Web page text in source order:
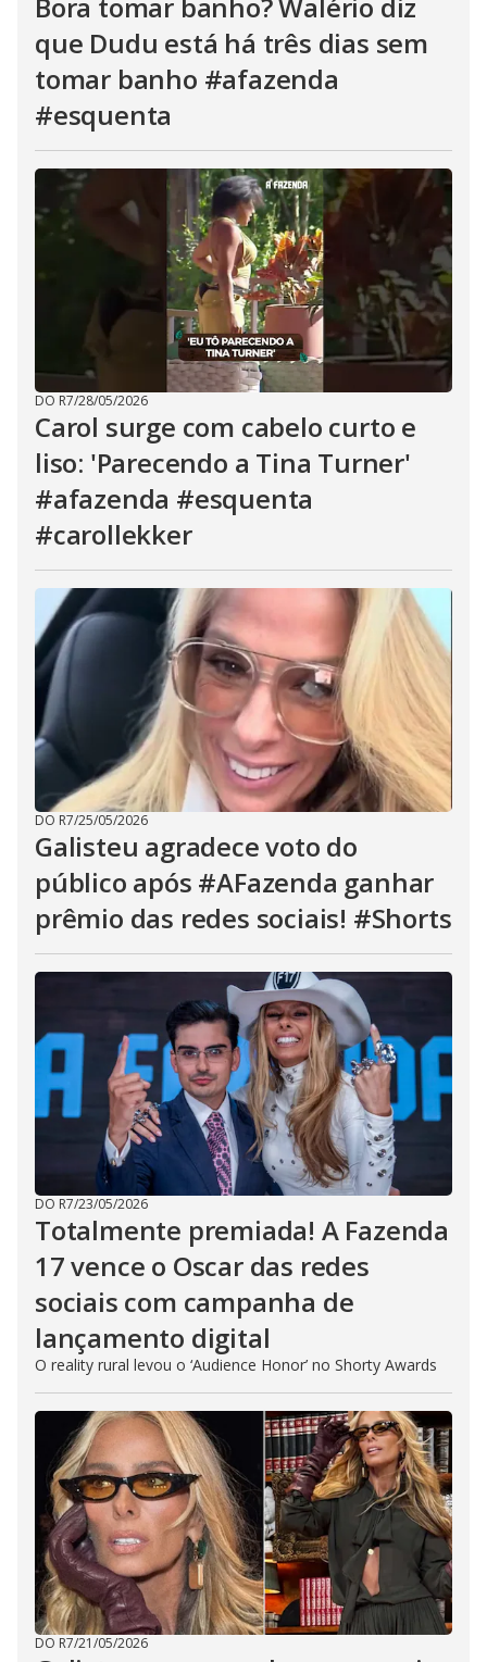
que Dudu está há três dias sem
tomar banho #afazenda
#esquenta
DO R7/28/05/2026
Carol surge com cabelo curto e
liso: 'Parecendo a Tina Turner'
#afazenda #esquenta
#carollekker
DO R7/25/05/2026
Galisteu agradece voto do
público após #AFazenda ganhar
prêmio das redes sociais! #Shorts
DO R7/23/05/2026
Totalmente premiada! A Fazenda
17 vence o Oscar das redes
sociais com campanha de
lançamento digital
O reality rural levou o ‘Audience Honor’ no Shorty Awards
DO R7/21/05/2026